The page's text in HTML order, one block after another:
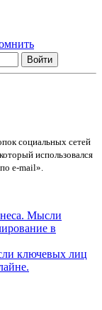
социальных сетей
использовался
e-mail».
ключевых лиц